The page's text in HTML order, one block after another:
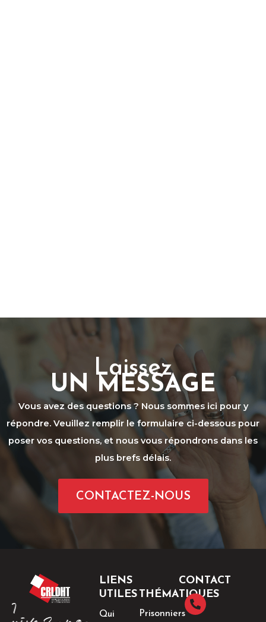
Laissez
UN MESSAGE
Vous avez des questions ? Nous sommes ici pour y
répondre. Veuillez remplir le formulaire ci-dessous pour
poser vos questions, et nous vous répondrons dans les
plus brefs délais.
CONTACTEZ-NOUS
LIENS
UTILES
Qui
THÉMATIQUES
Prisonniers
CONTACT